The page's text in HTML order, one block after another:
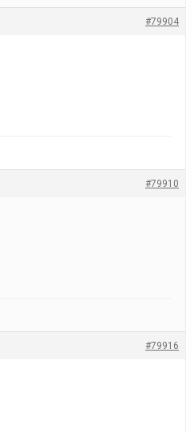
#79904
#79910
#79916